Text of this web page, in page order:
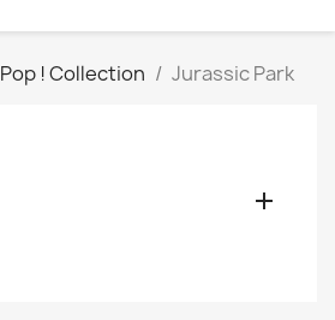
Pop ! Collection Jurassic Park
